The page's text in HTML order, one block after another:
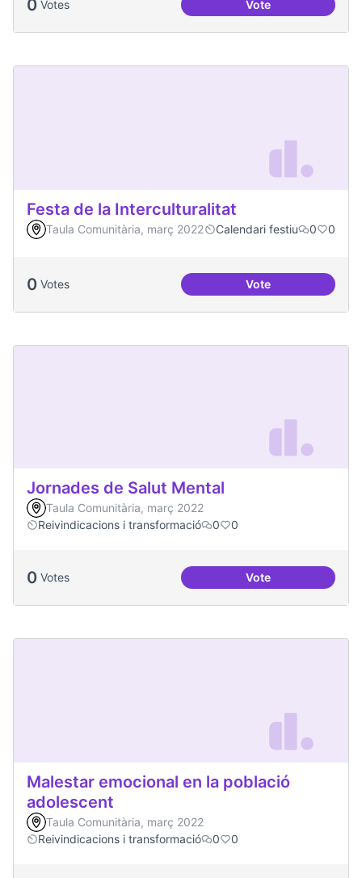
0 Votes VoteEspai Jove
Festa de la Interculturalitat
Taula Comunitària, març 2022 Calendari festiu 0 0
0 Votes VoteFesta de la
Jornades de Salut Mental
Taula Comunitària, març 2022
Reivindicacions i transformació
0 0
0 Votes VoteJornades de Salut
Malestar emocional en la població
adolescent
Taula Comunitària, març 2022
Reivindicacions i transformació
0 0